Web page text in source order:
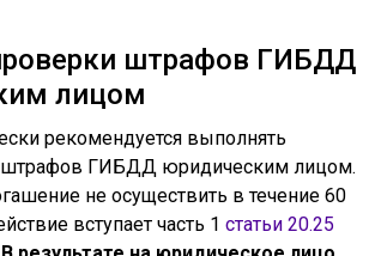
штрафов ГИБДД
лицом
рекомендуется выполнять
штрафов ГИБДД юридическим лицом.
не осуществить в течение 60
вступает часть 1статьи 20.25